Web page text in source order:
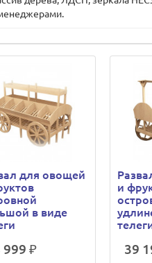
для овощей
в виде
999 ₽
и
39